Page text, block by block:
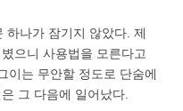
하나가 잠기지 않았다. 제
으니 사용법을 모른다고
이는 무안할 정도로 단숨에
그 다음에 일어났다.